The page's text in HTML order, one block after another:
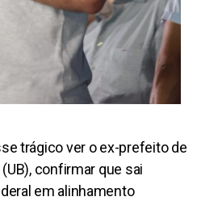
trágico ver o ex-prefeito de
confirmar que sai
em alinhamento